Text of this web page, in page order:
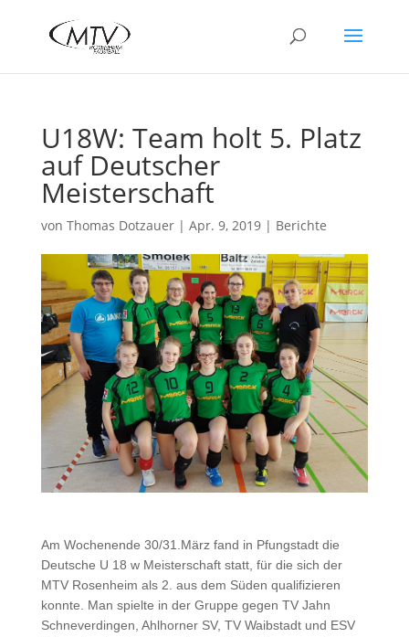
U18W: Team holt 5. Platz
auf Deutscher
Meisterschaft
von Thomas Dotzauer| Apr. 9, 2019| Berichte
Am Wochenende 30/31.März fand in Pfungstadt die
Deutsche U 18 w Meisterschaft statt, für die sich der
MTV Rosenheim als 2. aus dem Süden qualifizieren
konnte. Man spielte in der Gruppe gegen TV Jahn
Schneverdingen, Ahlhorner SV, TV Waibstadt und ESV